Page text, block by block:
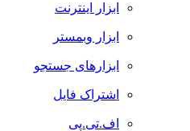
ابزار اینترنت
ابزار وبمستر
ابزارهای جستجو
اشتراک فایل
اف.تی.پی